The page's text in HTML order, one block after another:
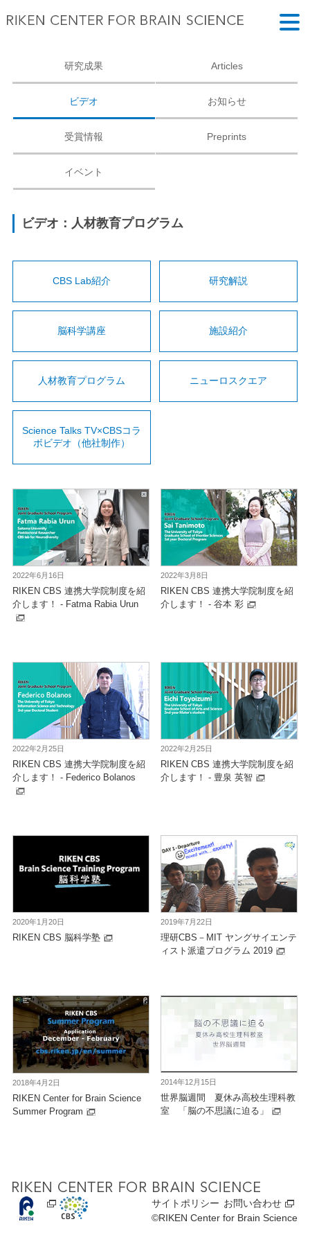
研究成果 Articles
ビデオ お知らせ
受賞情報 Preprints
イベント
ビデオ：人材教育プログラム
CBS Lab紹介 研究解説
脳科学講座 施設紹介
人材教育プログラム ニューロスクエア
Science Talks TV×CBSコラ
ボビデオ（他社制作）
2022年6月16日
RIKEN CBS 連携大学院制度を紹
介します！ - Fatma Rabia Urun
2022年3月8日
RIKEN CBS 連携大学院制度を紹
介します！ - 谷本 彩
2022年2月25日
RIKEN CBS 連携大学院制度を紹
介します！ - Federico Bolanos
2022年2月25日
RIKEN CBS 連携大学院制度を紹
介します！ - 豊泉 英智
2020年1月20日
RIKEN CBS 脳科学塾
2019年7月22日
理研CBS－MIT ヤングサイエンテ
ィスト派遣プログラム 2019
2018年4月2日
RIKEN Center for Brain Science
Summer Program
2014年12月15日
世界脳週間 夏休み高校生理科教
室 「脳の不思議に迫る」
サイトポリシー お問い合わせ
©RIKEN Center for Brain Science